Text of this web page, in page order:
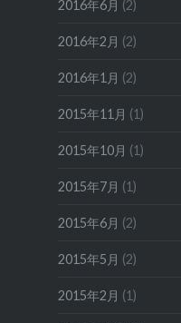
2016年6月 (2)
2016年2月 (2)
2016年1月 (2)
2015年11月 (1)
2015年10月 (1)
2015年7月 (1)
2015年6月 (2)
2015年5月 (2)
2015年2月 (1)